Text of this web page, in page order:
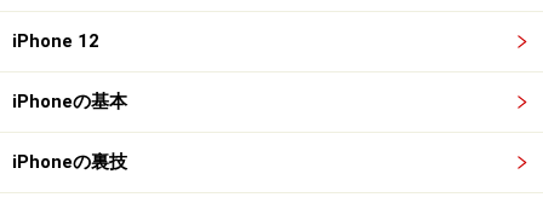
今までは共有する写真を一枚一枚選んでいましたが、こ
れからはある条件に合致した写真を手軽に、そして簡単
筆者は現在、娘やペットの写真を、妻との共有アルバム
iPhone 12
iPhoneの基本
iPhoneの裏技